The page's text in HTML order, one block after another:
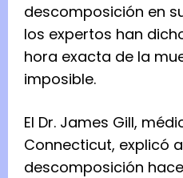
descomposición en
los expertos han
hora exacta de la
imposible.
El Dr. James Gill,
Connecticut, explicó a
descomposición